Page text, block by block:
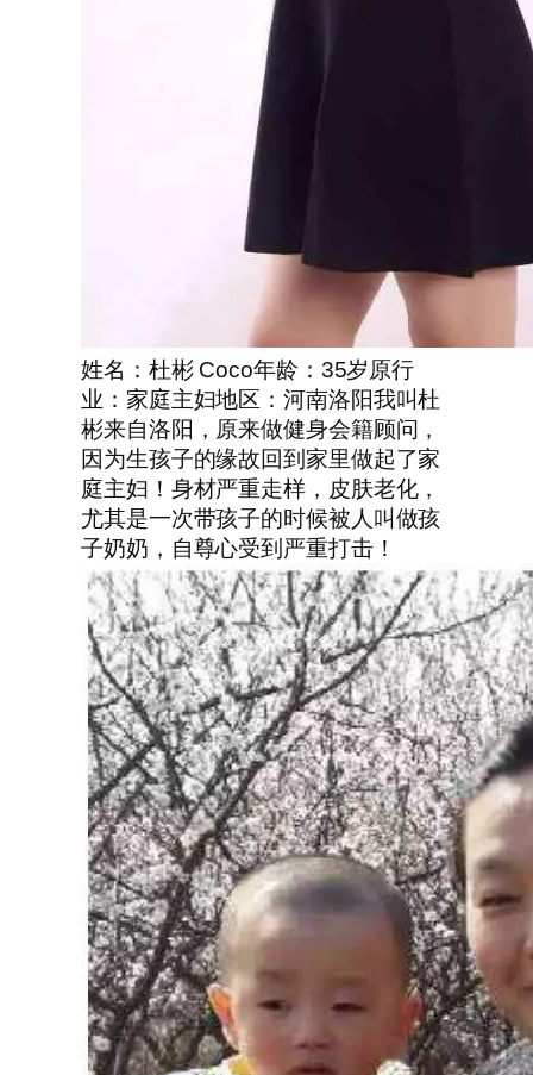
姓名：杜彬 Coco年龄：35岁原行
业：家庭主妇地区：河南洛阳我叫杜
彬来自洛阳，原来做健身会籍顾问，
因为生孩子的缘故回到家里做起了家
庭主妇！身材严重走样，皮肤老化，
尤其是一次带孩子的时候被人叫做孩
子奶奶，自尊心受到严重打击！